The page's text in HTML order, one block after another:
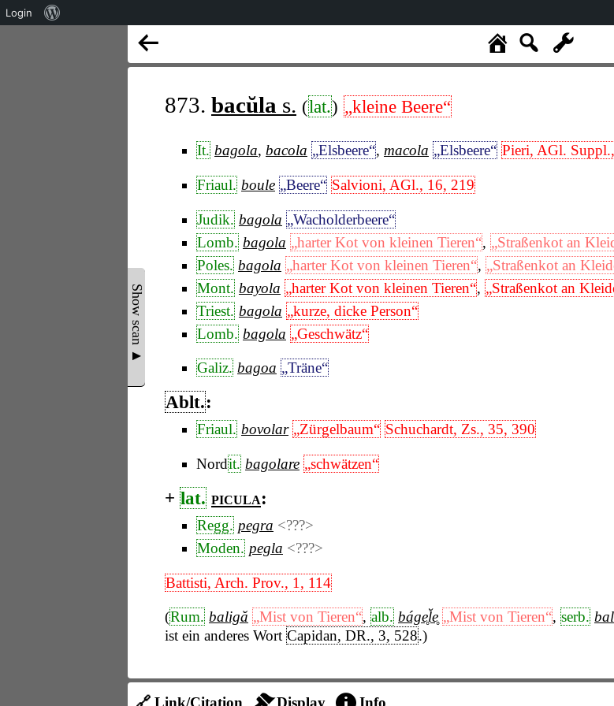
Show scan ▲
873. bacŭla s. (lat.) „kleine Beere“
It. bagola, bacola „Elsbeere“, macola „Elsbeere“ Pieri, AGl.
Friaul. boule „Beere“ Salvioni, AGl., 16, 219
Judik. bagola „Wacholderbeere“
Lomb. bagola „harter Kot von kleinen Tieren“, „Straßenkot an
Poles. bagola „harter Kot von kleinen Tieren“, „Straßenkot an
Mont. bayola „harter Kot von kleinen Tieren“, „Straßenkot an
Triest. bagola „kurze, dicke Person“
Lomb. bagola „Geschwätz“
Galiz. bagoa „Träne“
Ablt.:
Friaul. bovolar „Zürgelbaum“ Schuchardt, Zs., 35, 390
Nordit. bagolare „schwätzen“
+ lat. picula:
Regg. pegra <???>
Moden. pegla <???>
Battisti, Arch. Prov., 1, 114
(Rum. baligă „Mist von Tieren“, alb. báge̥l̆e̥ „Mist von Tieren“, serb.
ist ein anderes Wort Capidan, DR., 3, 528.)
🔗 Link/Citation Display Info
Login